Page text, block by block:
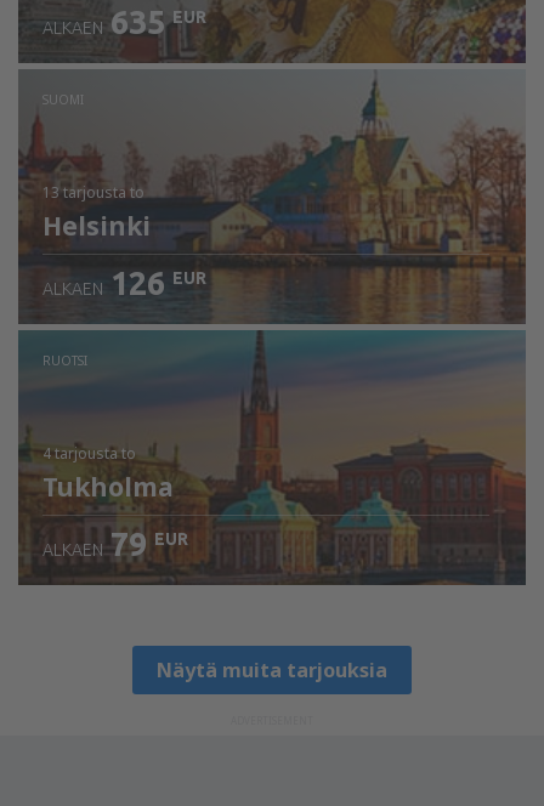
Tarkista tiedot
ALKAEN 635 EUR
SUOMI
13 tarjousta to
Helsinki
ALKAEN 126 EUR
RUOTSI
4 tarjoustato
Tukholma
ALKAEN 79 EUR
Näytä muita tarjouksia